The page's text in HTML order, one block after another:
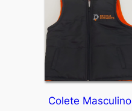
Colete Masculino